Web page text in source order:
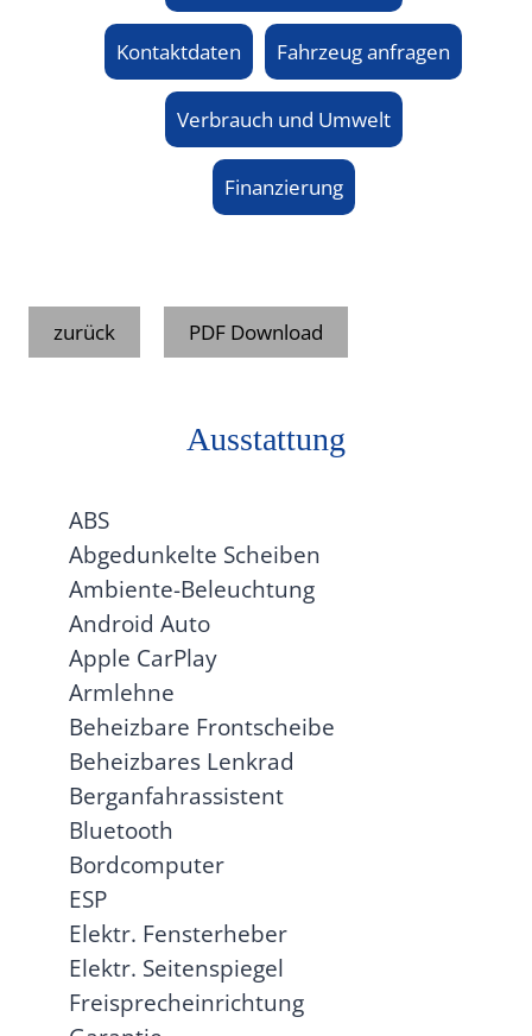
Kontaktdaten Fahrzeug anfragen
Verbrauch und Umwelt
Finanzierung
zurück PDF Download
Ausstattung
ABS
Abgedunkelte Scheiben
Ambiente-Beleuchtung
Android Auto
Apple CarPlay
Armlehne
Beheizbare Frontscheibe
Beheizbares Lenkrad
Berganfahrassistent
Bluetooth
Bordcomputer
ESP
Elektr. Fensterheber
Elektr. Seitenspiegel
Freisprecheinrichtung